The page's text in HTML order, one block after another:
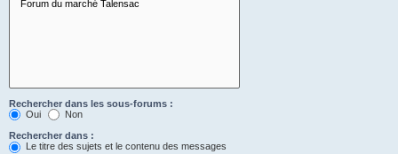
Rechercher dans les sous-forums :
Oui
Non
Rechercher dans :
Le titre des sujets et le contenu des messages